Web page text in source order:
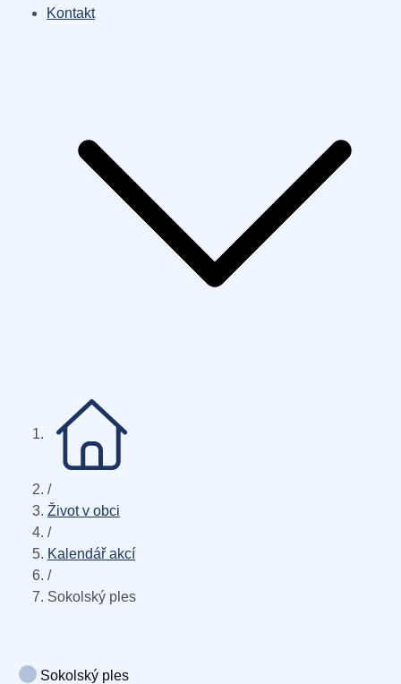
Kontakt
/
Život v obci
/
Kalendář akcí
/
Sokolský ples
Sokolský ples